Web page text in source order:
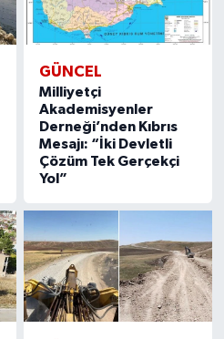
GÜNCEL
Milliyetçi
Akademisyenler
Derneği’nden Kıbrıs
Mesajı: “İki Devletli
Çözüm Tek Gerçekçi
Yol”